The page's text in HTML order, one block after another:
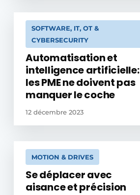
SOFTWARE, IT, OT &
CYBERSECURITY
Automatisation et
intelligence artificielle:
les PME ne doivent pas
manquer le coche
12 décembre 2023
MOTION & DRIVES
Se déplacer avec
aisance et précision